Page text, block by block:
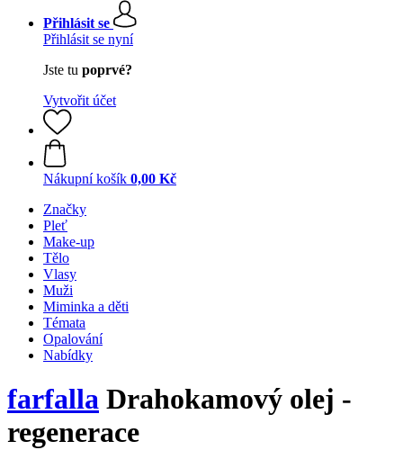
Přihlásit se
Přihlásit se nyní
Jste tu poprvé?
Vytvořit účet
Nákupní košík 0,00 Kč
Značky
Pleť
Make-up
Tělo
Vlasy
Muži
Miminka a děti
Témata
Opalování
Nabídky
farfalla Drahokamový olej -
regenerace